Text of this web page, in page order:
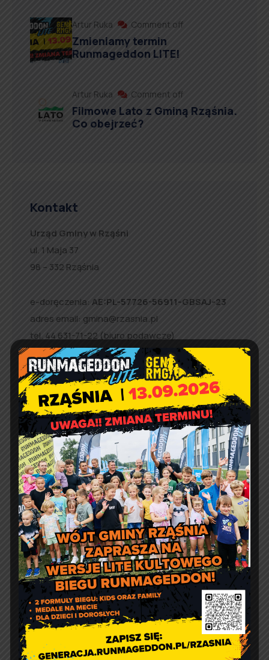
Artur Ruka Comment off
Zmieniamy termin
Runmageddon LITE!
Artur Ruka Comment off
Filmowe Lato z Gminą Rząśnia.
Co obejrzeć?
Kontakt
Urząd Gminy w Rząśni
ul. 1 Maja 37
98 – 332 Rząśnia
e-doręczenia: AE:PL-57726-56911-GBSAJ-23
adres email: gmina@rzasnia.pl
tel. 44 631-71-22 (biuro podawcze)
Godziny otwarcia Urzędu:
pon.: 9:00 – 17:00
wt. – pt.: 7:30 – 15:30
Jakość powietrza